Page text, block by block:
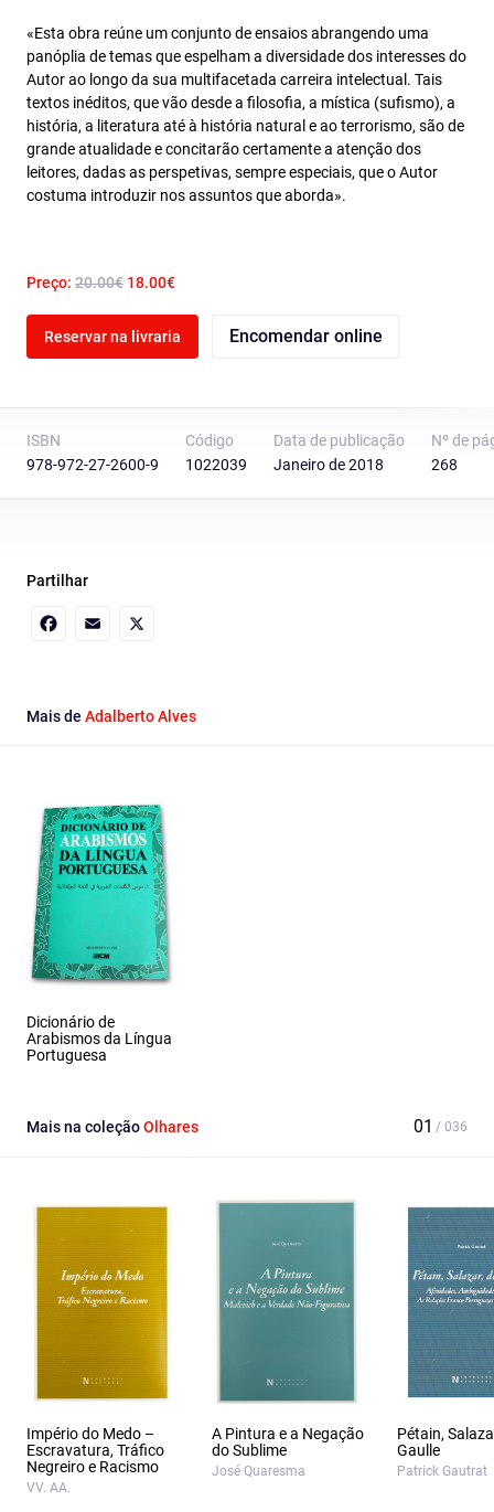
«Esta obra reúne um conjunto de ensaios abrangendo uma
panóplia de temas que espelham a diversidade dos interesses do
Autor ao longo da sua multifacetada carreira intelectual. Tais
textos inéditos, que vão desde a filosofia, a mística (sufismo), a
história, a literatura até à história natural e ao terrorismo, são de
grande atualidade e concitarão certamente a atenção dos
leitores, dadas as perspetivas, sempre especiais, que o Autor
costuma introduzir nos assuntos que aborda».
Preço: 20.00€ 18.00€
Reservar na livraria Encomendar online
ISBN
978-972-27-2600-9
Código
1022039
Data de publicação
Janeiro de 2018
Nº de
268
Partilhar
Mais de Adalberto Alves
Dicionário de
Arabismos da Língua
Portuguesa
Mais na coleçãoOlhares
Império do Medo –
Escravatura, Tráfico
Negreiro e Racismo
VV. AA.
A Pintura e a Negação
do Sublime
José Quaresma
Pétain,
Gaulle
Patrick Gautrat